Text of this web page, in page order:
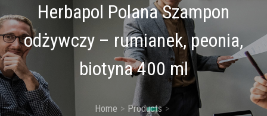
Herbapol Polana Szampon
odżywczy – rumianek, peonia,
biotyna 400 ml
Home
Products